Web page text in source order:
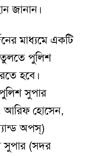
জানান।
মাধ্যমে একটি
তুলতে পুলিশ
হবে।
সুপার
আরিফ হোসেন,
অপস্)
সুপার (সদর